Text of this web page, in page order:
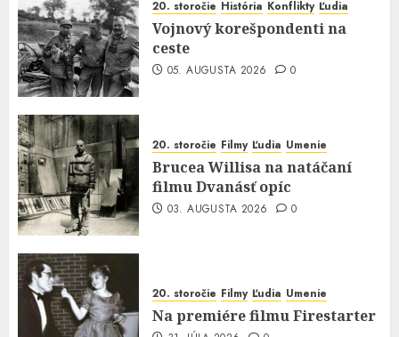
20. storočie História Konflikty Ľudia
Vojnový korešpondenti na
ceste
05. AUGUSTA 2026 0
20. storočie Filmy Ľudia Umenie
Brucea Willisa na natáčaní
filmu Dvanásť opíc
03. AUGUSTA 2026 0
20. storočie Filmy Ľudia Umenie
Na premiére filmu Firestarter